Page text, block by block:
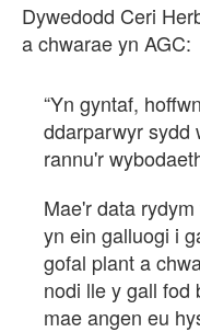
Dywedodd Ceri
a chwarae yn AGC:
“Yn gyntaf,
ddarparwyr sydd
rannu'r
Mae'r data
yn ein galluogi i
gofal plant a
nodi lle y gall fod
mae angen eu